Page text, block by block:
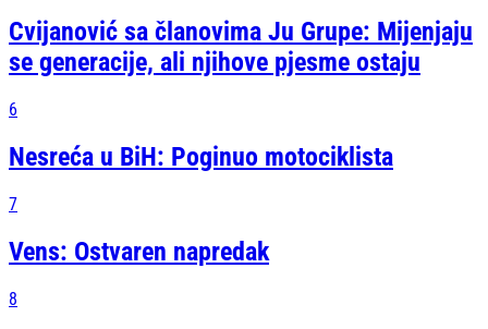
Cvijanović sa članovima Ju Grupe: Mijenjaju
se generacije, ali njihove pjesme ostaju
6
Nesreća u BiH: Poginuo motociklista
7
Vens: Ostvaren napredak
8